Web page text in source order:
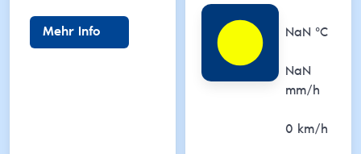
Mehr Info NaN °C
NaN
mm/h
0 km/h